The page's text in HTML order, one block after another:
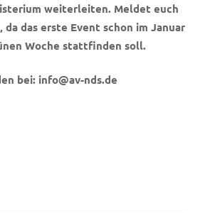
weiterleiten. Meldet euch
das erste Event schon im Januar
Woche stattfinden soll.
bei: info@av-nds.de